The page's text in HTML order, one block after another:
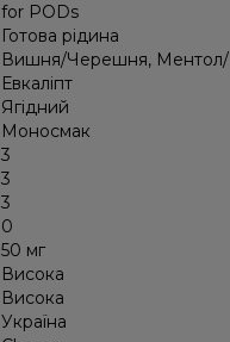
for PODs
Готова рідина
Вишня/Черешня, Ментол/
Евкаліпт
Ягідний
Моносмак
3
3
3
0
50 мг
Висока
Висока
Україна